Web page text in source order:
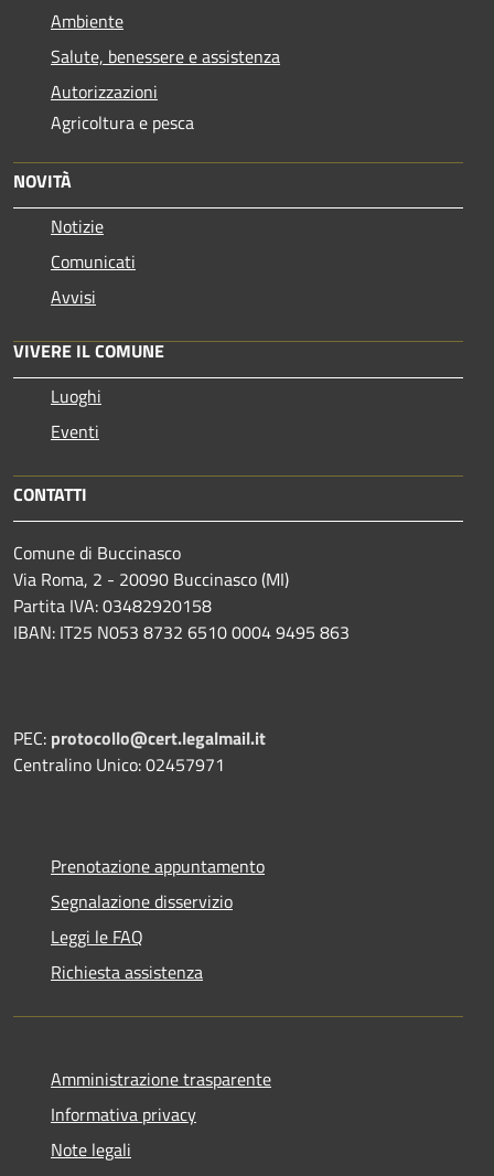
Ambiente
Salute, benessere e assistenza
Autorizzazioni
Agricoltura e pesca
NOVITÀ
Notizie
Comunicati
Avvisi
VIVERE IL COMUNE
Luoghi
Eventi
CONTATTI
Comune di Buccinasco
Via Roma, 2 - 20090 Buccinasco (MI)
Partita IVA: 03482920158
IBAN: IT25 N053 8732 6510 0004 9495 863
PEC: protocollo@cert.legalmail.it
Centralino Unico: 02457971
Prenotazione appuntamento
Segnalazione disservizio
Leggi le FAQ
Richiesta assistenza
Amministrazione trasparente
Informativa privacy
Note legali